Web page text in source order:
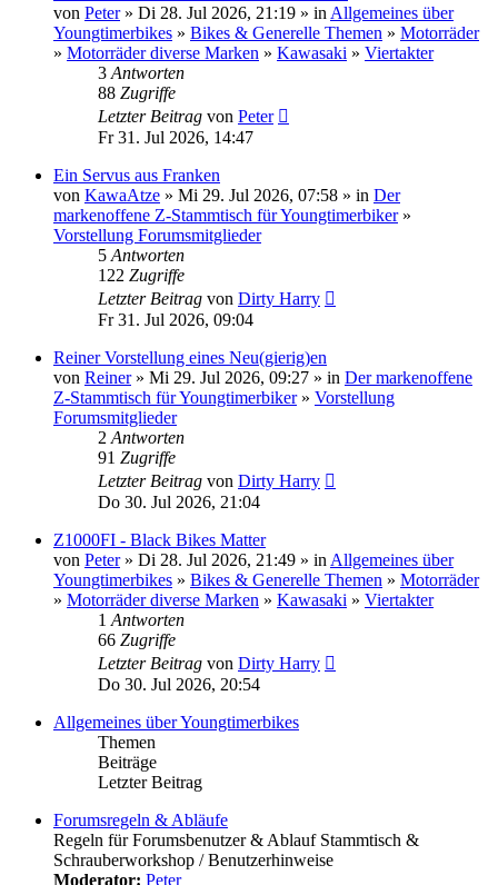
von Peter» Di 28. Jul 2026, 21:19 » in Allgemeines über
Youngtimerbikes » Bikes & Generelle Themen » Motorräder
» Motorräder diverse Marken » Kawasaki » Viertakter
3 Antworten
88 Zugriffe
Letzter Beitrag von Peter
Fr 31. Jul 2026, 14:47
Ein Servus aus Franken
von KawaAtze » Mi 29. Jul 2026, 07:58 » in Der
markenoffene Z-Stammtisch für Youngtimerbiker»
Vorstellung Forumsmitglieder
5 Antworten
122 Zugriffe
Letzter Beitrag von Dirty Harry
Fr 31. Jul 2026, 09:04
Reiner Vorstellung eines Neu(gierig)en
von Reiner» Mi 29. Jul 2026, 09:27 » in Der markenoffene
Z-Stammtisch für Youngtimerbiker» Vorstellung
Forumsmitglieder
2 Antworten
91 Zugriffe
Letzter Beitrag von Dirty Harry
Do 30. Jul 2026, 21:04
Z1000FI - Black Bikes Matter
von Peter» Di 28. Jul 2026, 21:49 » in Allgemeines über
Youngtimerbikes » Bikes & Generelle Themen » Motorräder
» Motorräder diverse Marken » Kawasaki » Viertakter
1 Antworten
66 Zugriffe
Letzter Beitrag von Dirty Harry
Do 30. Jul 2026, 20:54
Allgemeines über Youngtimerbikes
Themen
Beiträge
Letzter Beitrag
Forumsregeln & Abläufe
Regeln für Forumsbenutzer & Ablauf Stammtisch &
Schrauberworkshop / Benutzerhinweise
Moderator: Peter